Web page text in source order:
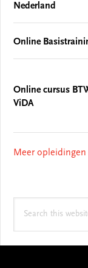
Nederland
Online
Online cursus
ViDA
Meer opleidingen